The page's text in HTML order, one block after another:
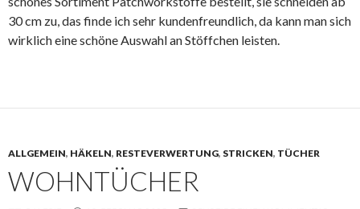
30 cm zu, das finde ich sehr kundenfreundlich, da kann man sich
wirklich eine schöne Auswahl an Stöffchen leisten.
ALLGEMEIN, HÄKELN, RESTEVERWERTUNG, STRICKEN, TÜCHER
WOHNTÜCHER